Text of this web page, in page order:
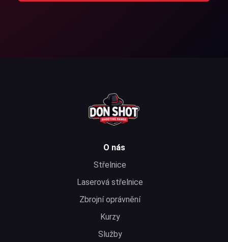
O nás
Střelnice
Laserová střelnice
Zbrojní oprávnění
Kurzy
Služby